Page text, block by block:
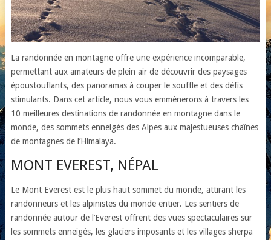
La randonnée en montagne offre une expérience incomparable,
permettant aux amateurs de plein air de découvrir des paysages
époustouflants, des panoramas à couper le souffle et des défis
stimulants. Dans cet article, nous vous emmènerons à travers les
10 meilleures destinations de randonnée en montagne dans le
monde, des sommets enneigés des Alpes aux majestueuses chaînes
de montagnes de l’Himalaya.
MONT EVEREST, NÉPAL
Le Mont Everest est le plus haut sommet du monde, attirant les
randonneurs et les alpinistes du monde entier. Les sentiers de
randonnée autour de l’Everest offrent des vues spectaculaires sur
les sommets enneigés, les glaciers imposants et les villages sherpa